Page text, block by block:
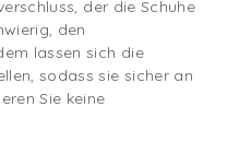
der die Schuhe
den
lassen sich die
sodass sie sicher an
Sie keine